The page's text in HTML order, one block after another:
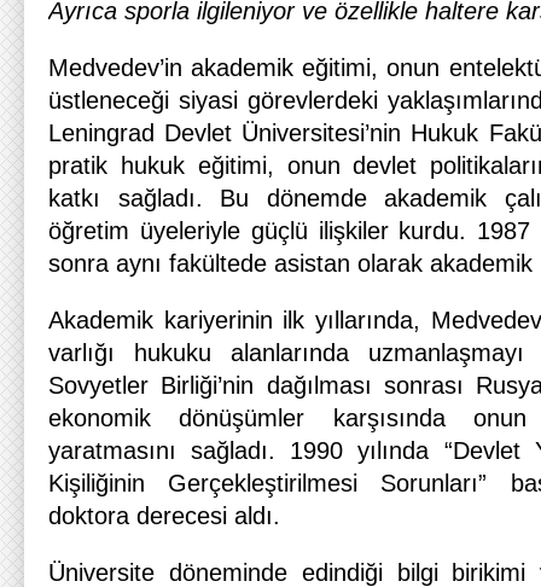
Ayrıca sporla ilgileniyor ve özellikle haltere
Medvedev’in akademik eğitimi, onun
üstleneceği siyasi görevlerdeki
Leningrad Devlet Üniversitesi’nin Hukuk
pratik hukuk eğitimi, onun devlet
katkı sağladı. Bu dönemde akademik
öğretim üyeleriyle güçlü ilişkiler kurdu. 1987
sonra aynı fakültede asistan olarak
Akademik kariyerinin ilk yıllarında,
varlığı hukuku alanlarında
Sovyetler Birliği’nin dağılması sonrası
ekonomik dönüşümler karşısında
yaratmasını sağladı. 1990 yılında
Kişiliğinin Gerçekleştirilmesi Sorunları”
doktora derecesi aldı.
Üniversite döneminde edindiği bilgi birikimi